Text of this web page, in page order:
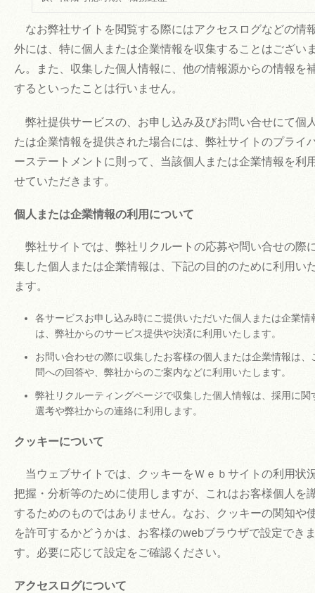
なお弊社サイトを閲覧する際にはアクセスログなどの情
外には、特に個人または企業情報を収集することはござい
ん。また、収集した個人情報に、他の情報源からの情報を
するといったことは行いません。
弊社提供サービスの、お申し込み及びお問い合せにて個
たは企業情報を提供された場合には、弊社サイトのプライ
ーステートメントに則って、当該個人または企業情報を利
せていただきます。
個人または企業情報の利用について
弊社サイトでは、弊社リクルートの応募や問い合せの際
集した個人または企業情報は、下記の目的のために利用い
ます。
各サービスお申し込み時にご提供いただいた個人または企業情
は、弊社からのサービス提供や決済に利用いたします。
お問い合わせの際に収集したお客様の個人または企業情報は、
問への回答や、弊社からのご案内などに利用いたします。
弊社リクルーティングページで収集した個人情報は、採用に関
選考や弊社からの連絡に利用します。
クッキーについて
当ウェブサイトでは、クッキーをＷｅｂサイトの利用状
把握・分析等のために使用しますが、これはお客様個人を
するためのものではありません。なお、クッキーの関知や
を許可するかどうかは、お客様のwebブラウザで設定でき
す。必要に応じて設定をご確認ください。
アクセスログについて